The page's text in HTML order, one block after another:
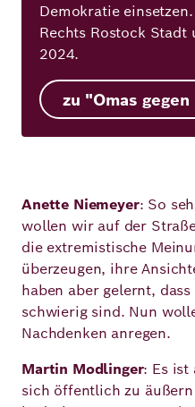
Demokratie
Rechts Rostock Stadt
2024.
zu "Omas
Anette Niemeyer: So
wollen wir auf der
die extremistische
überzeugen, ihre
haben aber gelernt,
schwierig sind. Nun
Nachdenken anregen.
Martin Modlinger: Es ist
sich öffentlich zu